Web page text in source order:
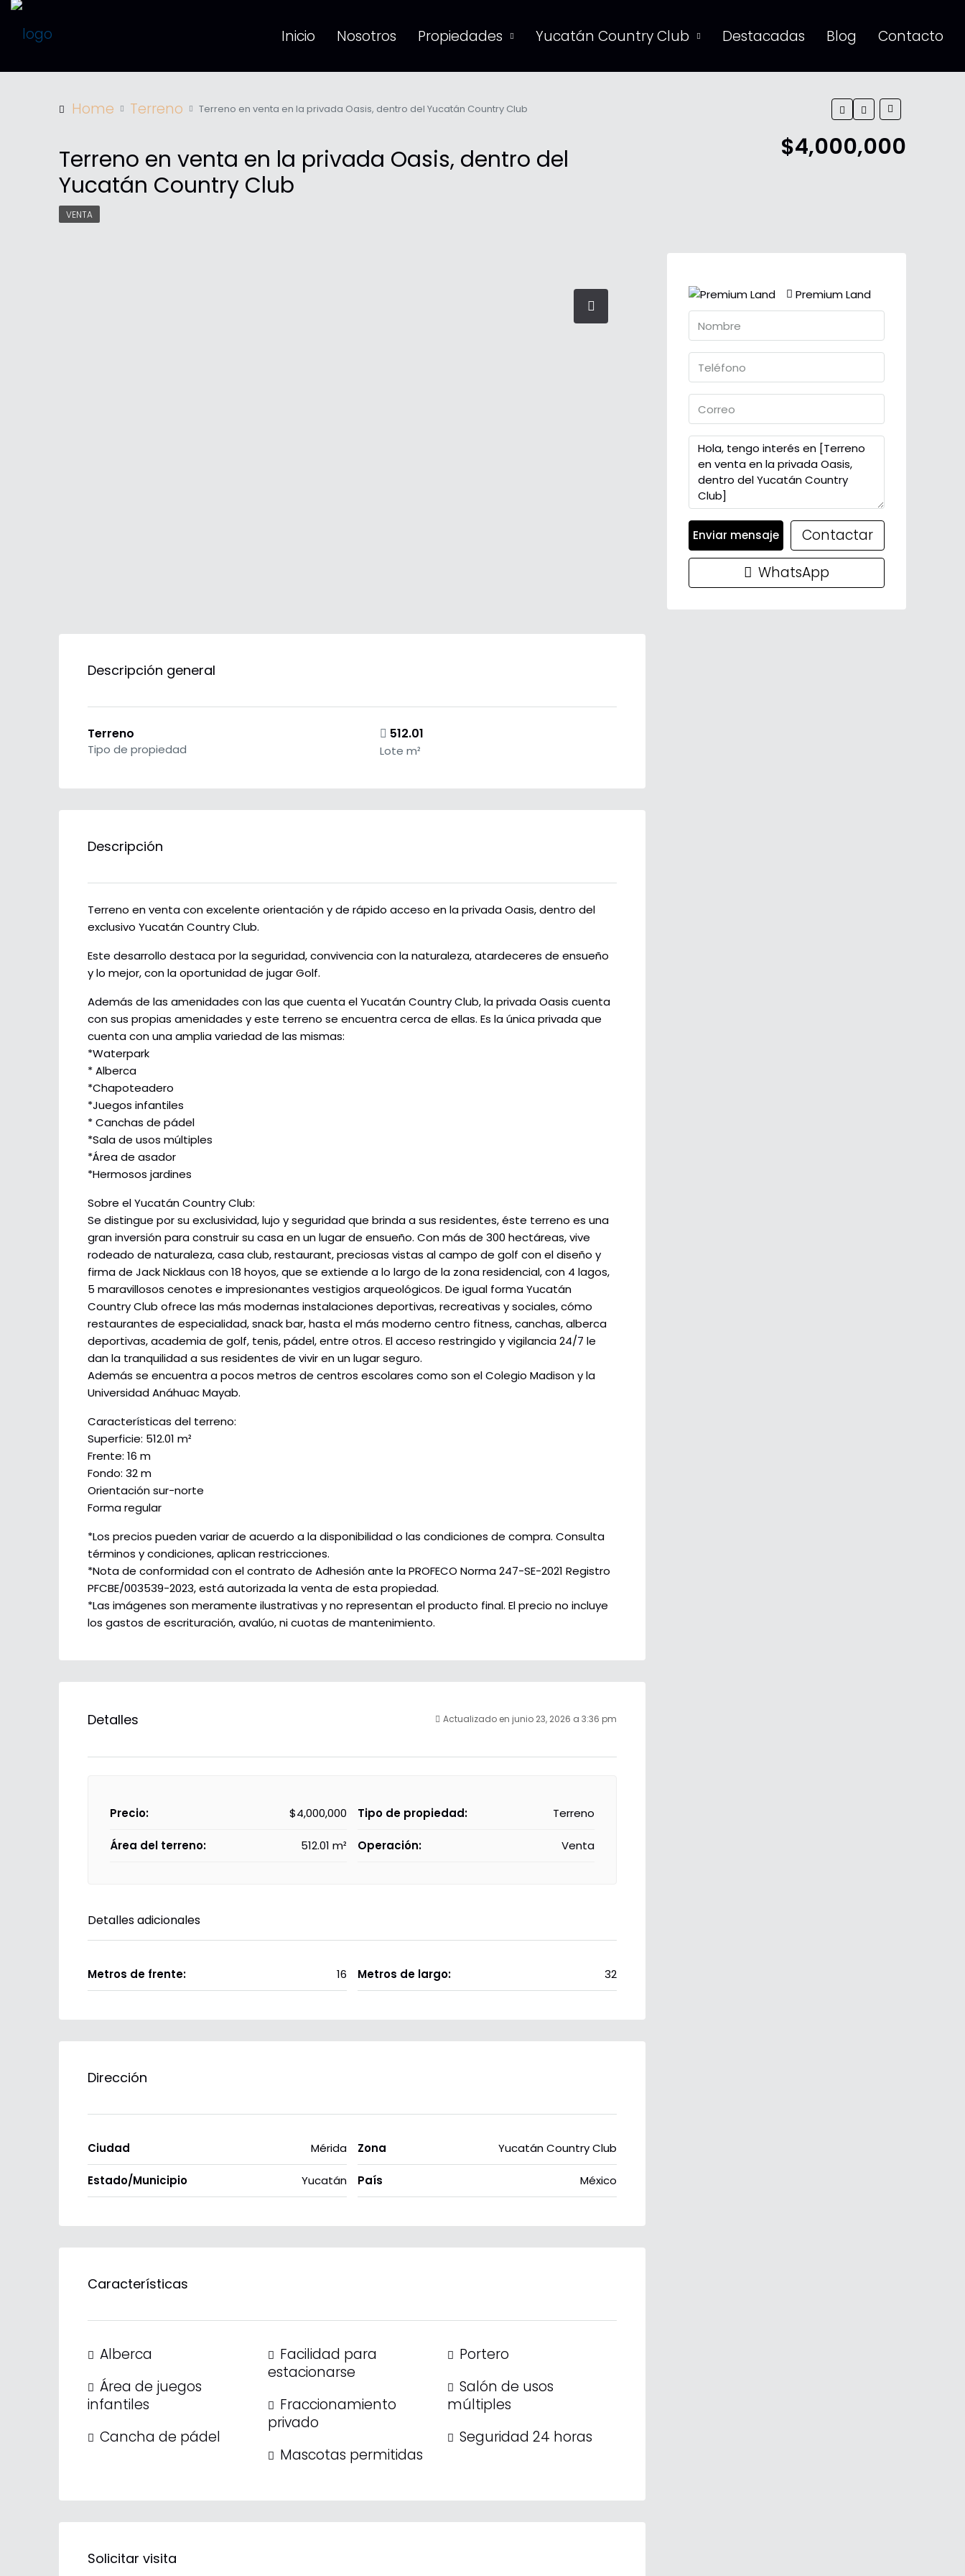
Inicio Nosotros Propiedades Yucatán Country Club Destacadas Blog Contacto
Home Terreno Terreno en venta en la privada Oasis, dentro del Yucatán Country Club
Terreno en venta en la privada Oasis, dentro del
Yucatán Country Club
$4,000,000
VENTA
Descripción general
Terreno
Tipo de propiedad
512.01
Lote m²
Descripción
Terreno en venta con excelente orientación y de rápido acceso en la privada Oasis, dentro del
exclusivo Yucatán Country Club.
Este desarrollo destaca por la seguridad, convivencia con la naturaleza, atardeceres de ensueño
y lo mejor, con la oportunidad de jugar Golf.
Además de las amenidades con las que cuenta el Yucatán Country Club, la privada Oasis cuenta
con sus propias amenidades y este terreno se encuentra cerca de ellas. Es la única privada que
cuenta con una amplia variedad de las mismas:
*Waterpark
* Alberca
*Chapoteadero
*Juegos infantiles
* Canchas de pádel
*Sala de usos múltiples
*Área de asador
*Hermosos jardines
Sobre el Yucatán Country Club:
Se distingue por su exclusividad, lujo y seguridad que brinda a sus residentes, éste terreno es una
gran inversión para construir su casa en un lugar de ensueño. Con más de 300 hectáreas, vive
rodeado de naturaleza, casa club, restaurant, preciosas vistas al campo de golf con el diseño y
firma de Jack Nicklaus con 18 hoyos, que se extiende a lo largo de la zona residencial, con 4 lagos,
5 maravillosos cenotes e impresionantes vestigios arqueológicos. De igual forma Yucatán
Country Club ofrece las más modernas instalaciones deportivas, recreativas y sociales, cómo
restaurantes de especialidad, snack bar, hasta el más moderno centro fitness, canchas, alberca
deportivas, academia de golf, tenis, pádel, entre otros. El acceso restringido y vigilancia 24/7 le
dan la tranquilidad a sus residentes de vivir en un lugar seguro.
Además se encuentra a pocos metros de centros escolares como son el Colegio Madison y la
Universidad Anáhuac Mayab.
Características del terreno:
Superficie: 512.01 m²
Frente: 16 m
Fondo: 32 m
Orientación sur-norte
Forma regular
*Los precios pueden variar de acuerdo a la disponibilidad o las condiciones de compra. Consulta
términos y condiciones, aplican restricciones.
*Nota de conformidad con el contrato de Adhesión ante la PROFECO Norma 247-SE-2021 Registro
PFCBE/003539-2023, está autorizada la venta de esta propiedad.
*Las imágenes son meramente ilustrativas y no representan el producto final. El precio no incluye
los gastos de escrituración, avalúo, ni cuotas de mantenimiento.
Detalles Actualizado en junio 23, 2026 a 3:36 pm
Precio: $4,000,000
Área del terreno: 512.01 m²
Tipo de propiedad: Terreno
Operación: Venta
Detalles adicionales
Metros de frente: 16 Metros de largo: 32
Dirección
Ciudad Mérida
Estado/Municipio Yucatán
Zona Yucatán Country Club
País México
Características
Alberca
Área de juegos
infantiles
Cancha de pádel
Facilidad para
estacionarse
Fraccionamiento
privado
Mascotas permitidas
Portero
Salón de usos
múltiples
Seguridad 24 horas
Solicitar visita
Premium Land
Enviar mensaje
Contactar
WhatsApp